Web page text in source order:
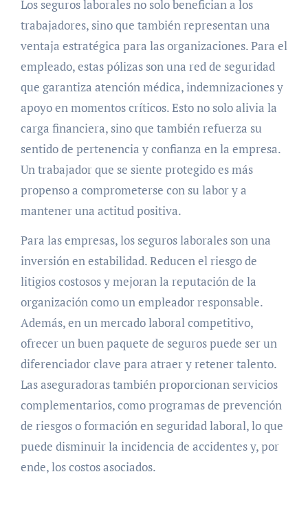
Los seguros laborales no solo benefician a los
trabajadores, sino que también representan una
ventaja estratégica para las organizaciones. Para el
empleado, estas pólizas son una red de seguridad
que garantiza atención médica, indemnizaciones y
apoyo en momentos críticos. Esto no solo alivia la
carga financiera, sino que también refuerza su
sentido de pertenencia y confianza en la empresa.
Un trabajador que se siente protegido es más
propenso a comprometerse con su labor y a
mantener una actitud positiva.
Para las empresas, los seguros laborales son una
inversión en estabilidad. Reducen el riesgo de
litigios costosos y mejoran la reputación de la
organización como un empleador responsable.
Además, en un mercado laboral competitivo,
ofrecer un buen paquete de seguros puede ser un
diferenciador clave para atraer y retener talento.
Las aseguradoras también proporcionan servicios
complementarios, como programas de prevención
de riesgos o formación en seguridad laboral, lo que
puede disminuir la incidencia de accidentes y, por
ende, los costos asociados.